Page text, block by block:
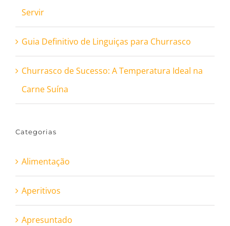
Servir
Guia Definitivo de Linguiças para Churrasco
Churrasco de Sucesso: A Temperatura Ideal na
Carne Suína
Categorias
Alimentação
Aperitivos
Apresuntado